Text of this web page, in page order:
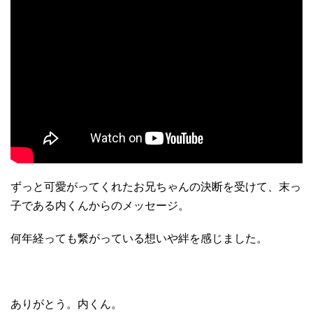
ずっと可愛がってくれたお兄ちゃんの決断を受けて、末っ
子である内くんからのメッセージ。
何年経っても繋がっている想いや絆を感じました。
ありがとう。内くん。